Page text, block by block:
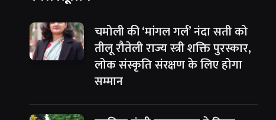
चमोली की ‘मांगल गर्ल’ नंदा सती को
तीलू रौतेली राज्य स्त्री शक्ति पुरस्कार,
लोक संस्कृति संरक्षण के लिए होगा
सम्मान